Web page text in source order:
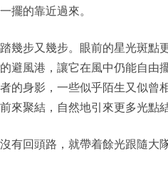
擺的靠近過來。
幾步又幾步。眼前的星光斑點
避風港，讓它在風中仍能自由
的身影，一些似乎陌生又似曾
聚結，自然地引來更多光點
回頭路，就帶着餘光跟隨大